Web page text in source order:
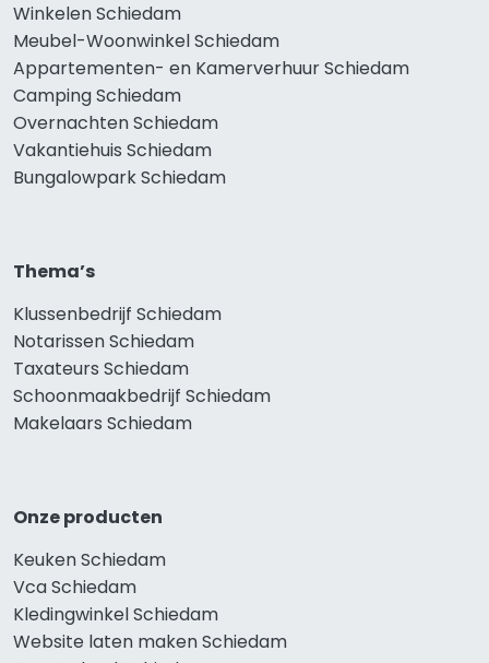
Winkelen Schiedam
Meubel-Woonwinkel Schiedam
Appartementen- en Kamerverhuur Schiedam
Camping Schiedam
Overnachten Schiedam
Vakantiehuis Schiedam
Bungalowpark Schiedam
Thema’s
Klussenbedrijf Schiedam
Notarissen Schiedam
Taxateurs Schiedam
Schoonmaakbedrijf Schiedam
Makelaars Schiedam
Onze producten
Keuken Schiedam
Vca Schiedam
Kledingwinkel Schiedam
Website laten maken Schiedam